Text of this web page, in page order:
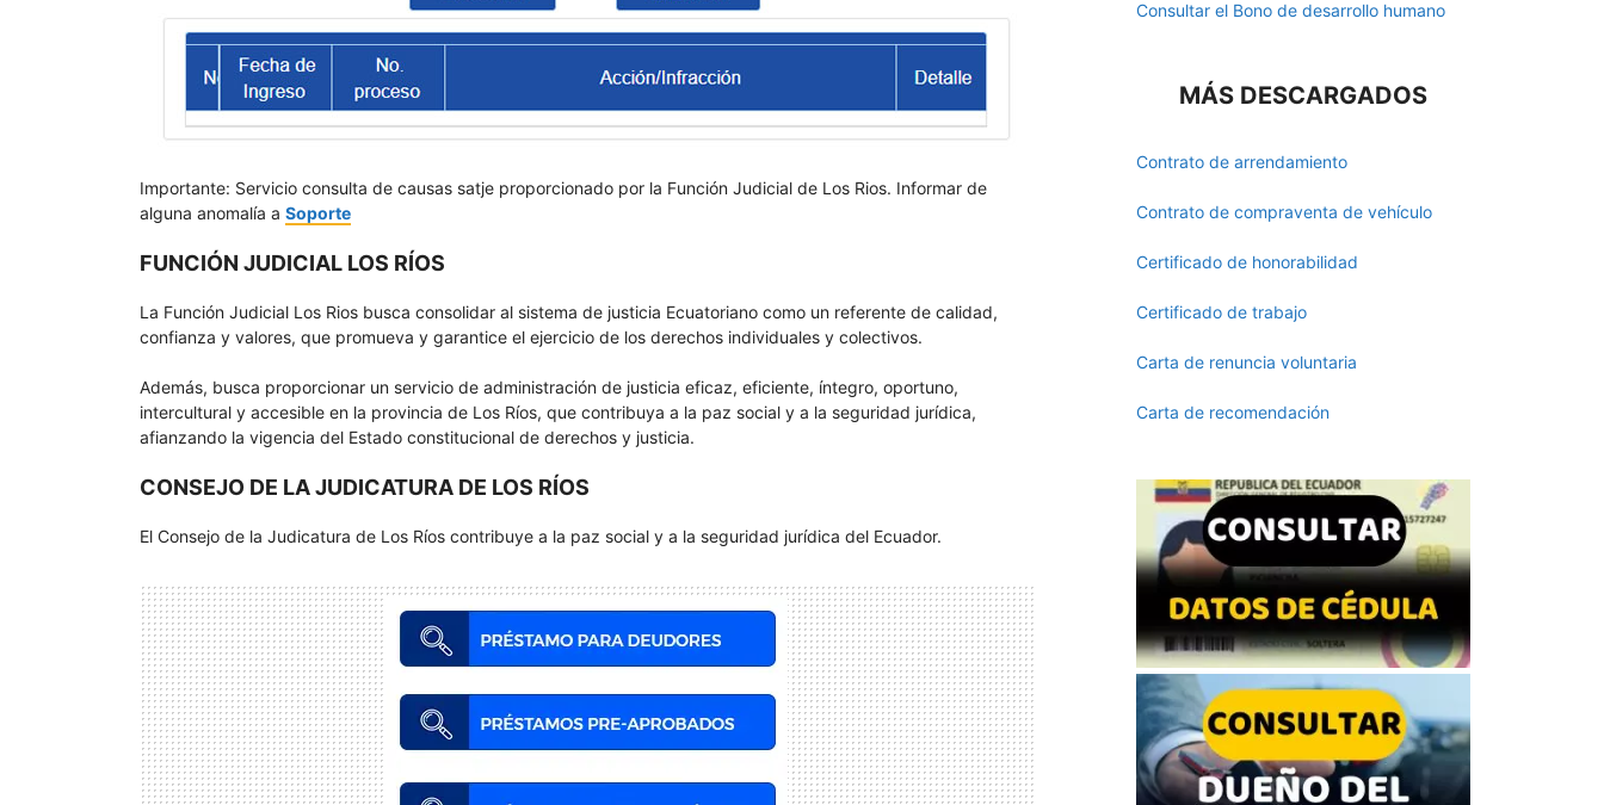
Importante: Servicio consulta de causas satje proporcionado por la Función Judicial de Los Rios. Informar de
alguna anomalía a Soporte
FUNCIÓN JUDICIAL LOS RÍOS
La Función Judicial Los Rios busca consolidar al sistema de justicia Ecuatoriano como un referente de calidad,
confianza y valores, que promueva y garantice el ejercicio de los derechos individuales y colectivos.
Además, busca proporcionar un servicio de administración de justicia eficaz, eficiente, íntegro, oportuno,
intercultural y accesible en la provincia de Los Ríos, que contribuya a la paz social y a la seguridad jurídica,
afianzando la vigencia del Estado constitucional de derechos y justicia.
CONSEJO DE LA JUDICATURA DE LOS RÍOS
El Consejo de la Judicatura de Los Ríos contribuye a la paz social y a la seguridad jurídica del Ecuador.
Consultar el Bono de desarrollo humano
MÁS DESCARGADOS
Contrato de arrendamiento
Contrato de compraventa de vehículo
Certificado de honorabilidad
Certificado de trabajo
Carta de renuncia voluntaria
Carta de recomendación